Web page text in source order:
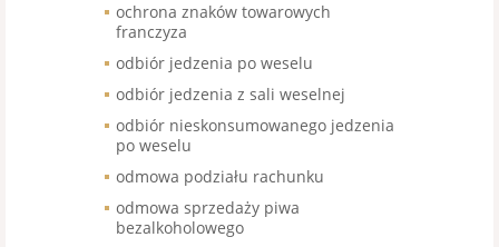
ochrona znaków towarowych
franczyza
odbiór jedzenia po weselu
odbiór jedzenia z sali weselnej
odbiór nieskonsumowanego jedzenia
po weselu
odmowa podziału rachunku
odmowa sprzedaży piwa
bezalkoholowego